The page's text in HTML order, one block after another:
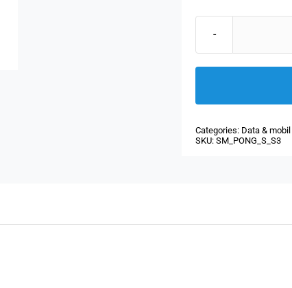
Categories: Data & mobil
SKU: SM_PONG_S_S3